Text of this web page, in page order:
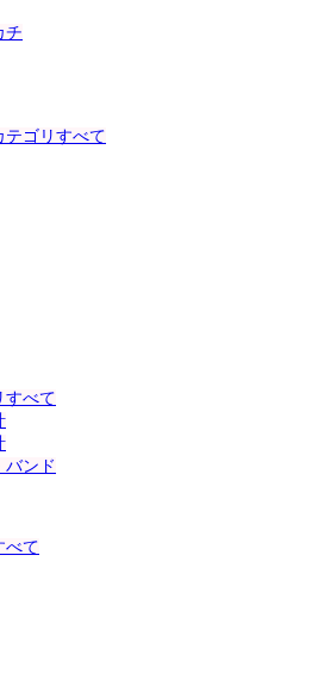
チ
テゴリすべて
すべて
バンド
べて